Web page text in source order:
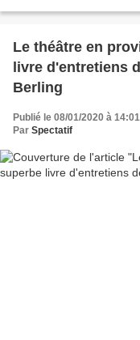
Le théâtre en
livre d'entretiens
Berling
Publié le 08/01/2020 à 14:01
Par Spectatif